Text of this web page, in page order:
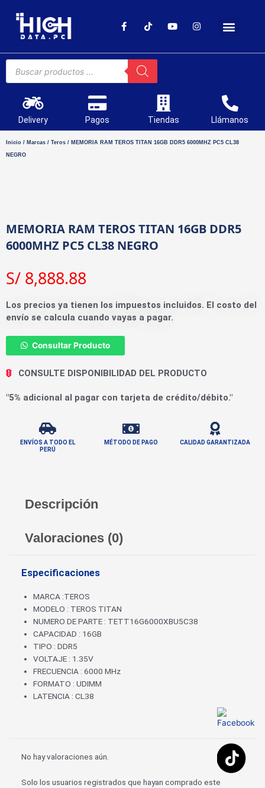
Delivery Pagos Tiendas Llámanos
Inicio / Marcas / Teros / MEMORIA RAM TEROS TITAN 16GB DDR5 6000MHZ PC5 CL38
NEGRO
MEMORIA RAM TEROS TITAN 16GB DDR5
6000MHZ PC5 CL38 NEGRO
S/ 8,888.88
Los precios ya tienen los impuestos incluidos. El costo del
envío se calcula cuando vayas a pagar.
Consultar Producto
CONSULTE DISPONIBILIDAD DEL PRODUCTO
"5% adicional al pagar con tarjeta de crédito/débito."
ENVÍOS A TODO EL
PERÚ
MÉTODO DE PAGO CALIDAD GARANTIZADA
Descripción
Valoraciones (0)
Especificaciones
MARCA :TEROS
MODELO : TEROS TITAN
NUMERO DE PARTE : TETT16G6000XBU5C38
CAPACIDAD : 16GB
TIPO : DDR5
VOLTAJE : 1.35V
FRECUENCIA : 6000 MHz
FORMATO : UDIMM
LATENCIA : CL38
No hay valoraciones aún.
Solo los usuarios registrados que hayan comprado este